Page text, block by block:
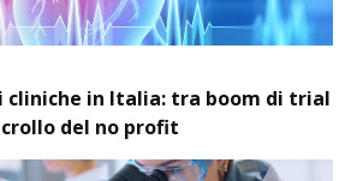
cliniche in Italia: tra boom di trial
del no profit